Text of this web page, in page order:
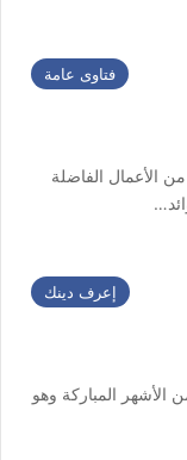
فتاوى عامة
الأعمال الفاضلة
إعرف دينك
شهر شعبان من الأشهر المباركة وهو